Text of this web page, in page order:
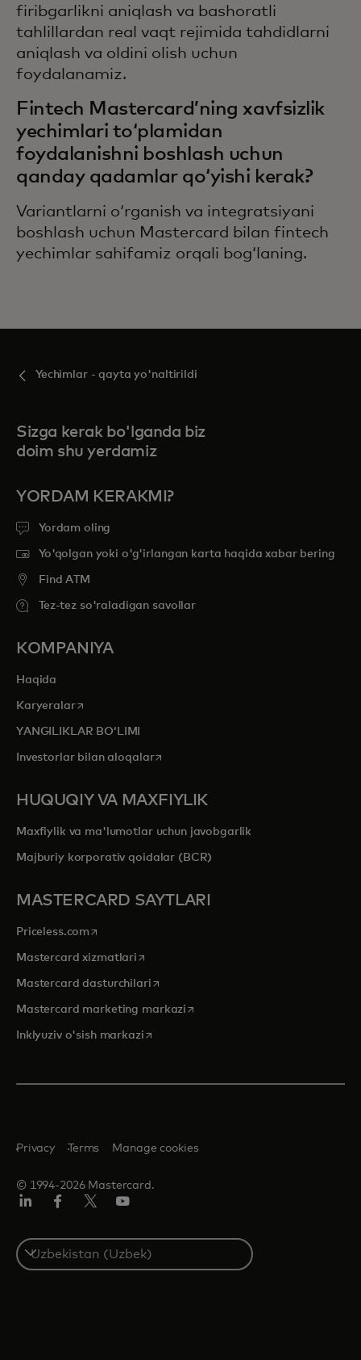
firibgarlikni aniqlash va bashoratli
tahlillardan real vaqt rejimida tahdidlarni
aniqlash va oldini olish uchun
foydalanamiz.
Fintech Mastercard’ning xavfsizlik
yechimlari to‘plamidan
foydalanishni boshlash uchun
qanday qadamlar qo‘yishi kerak?
Variantlarni o‘rganish va integratsiyani
boshlash uchun Mastercard bilan fintech
yechimlar sahifamiz orqali bog‘laning.
Yechimlar - qayta yo'naltirildi
Sizga kerak bo'lganda biz
doim shu yerdamiz
YORDAM KERAKMI?
Yordam oling
Yo'qolgan yoki o'g'irlangan karta haqida xabar bering
Find ATM
Tez-tez so'raladigan savollar
KOMPANIYA
Haqida
Karyeralaropens in a new tab
YANGILIKLAR BOʻLIMI
Investorlar bilan aloqalaropens in a new tab
HUQUQIY VA MAXFIYLIK
Maxfiylik va ma'lumotlar uchun javobgarlik
Majburiy korporativ qoidalar (BCR)
MASTERCARD SAYTLARI
Priceless.com opens in a new tab
Mastercard xizmatlari opens in a new tab
Mastercard dasturchilariopens in a new tab
Mastercard marketing markazi opens in a new tab
Inklyuziv o'sish markaziopens in a new tab
© 1994-2026 Mastercard.
Privacy Terms Manage cookies
Select
a
country